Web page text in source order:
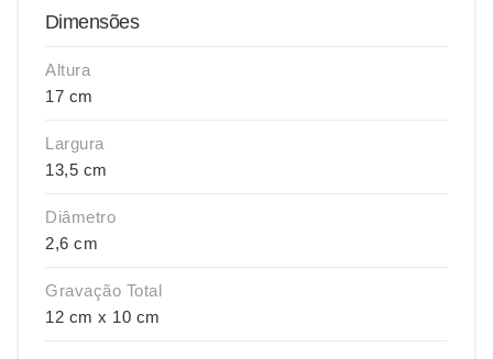
Dimensões
Altura
17 cm
Largura
13,5 cm
Diâmetro
2,6 cm
Gravação Total
12 cm x 10 cm